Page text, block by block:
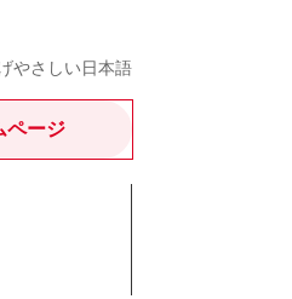
やさしい日本語
ページ